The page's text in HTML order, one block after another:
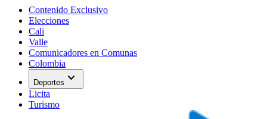
Contenido Exclusivo
Elecciones
Cali
Valle
Comunicadores en Comunas
Colombia
Deportes expand_more
Licita
Turismo